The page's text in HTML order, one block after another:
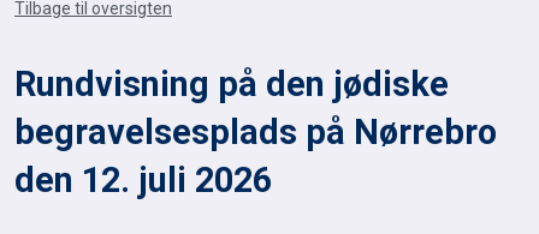
Tilbage til oversigten
Rundvisning på den jødiske
begravelsesplads på Nørrebro
den 12. juli 2026